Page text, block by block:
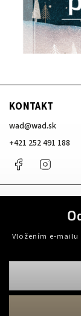
KONTAKT
wad@wad.sk
+421 252 491 188
Facebook
Vložením e-mailu